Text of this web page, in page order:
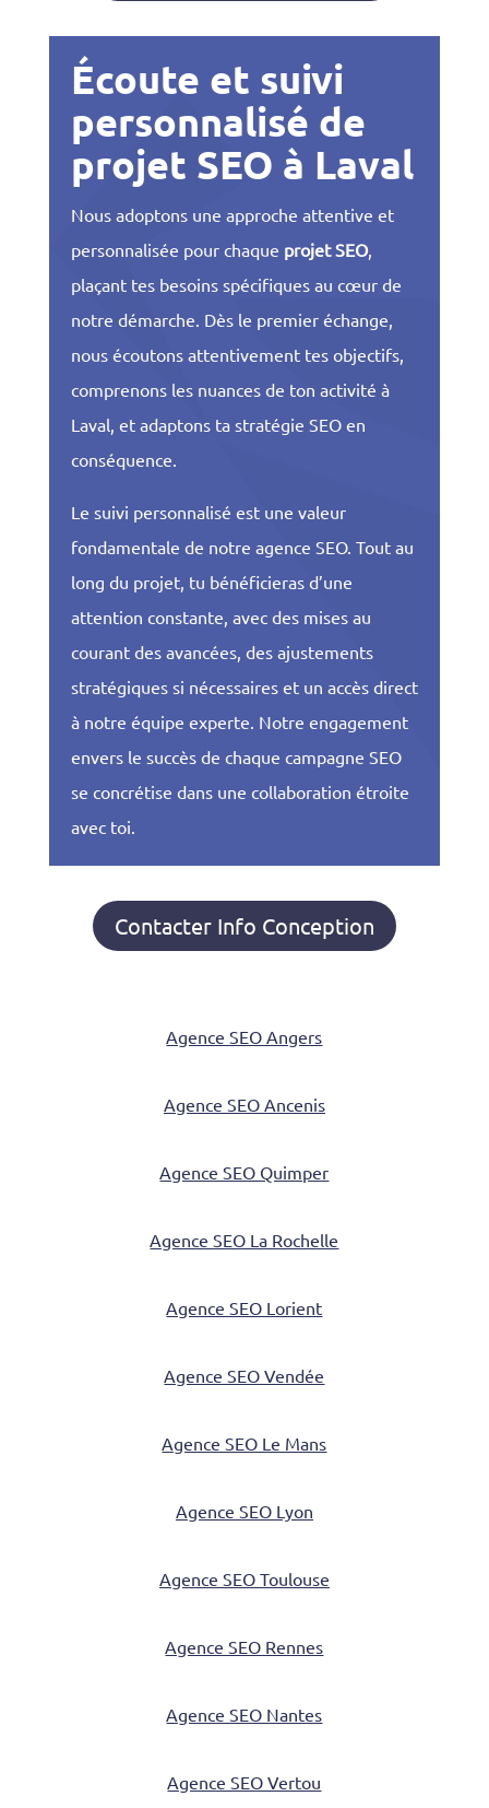
Écoute et suivi
personnalisé de
projet SEO à Laval
Nous adoptons une approche attentive et
personnalisée pour chaque projet SEO,
plaçant tes besoins spécifiques au cœur de
notre démarche. Dès le premier échange,
nous écoutons attentivement tes objectifs,
comprenons les nuances de ton activité à
Laval, et adaptons ta stratégie SEO en
conséquence.
Le suivi personnalisé est une valeur
fondamentale de notre agence SEO. Tout au
long du projet, tu bénéficieras d’une
attention constante, avec des mises au
courant des avancées, des ajustements
stratégiques si nécessaires et un accès direct
à notre équipe experte. Notre engagement
envers le succès de chaque campagne SEO
se concrétise dans une collaboration étroite
avec toi.
Contacter Info Conception
Agence SEO Angers
Agence SEO Ancenis
Agence SEO Quimper
Agence SEO La Rochelle
Agence SEO Lorient
Agence SEO Vendée
Agence SEO Le Mans
Agence SEO Lyon
Agence SEO Toulouse
Agence SEO Rennes
Agence SEO Nantes
Agence SEO Vertou